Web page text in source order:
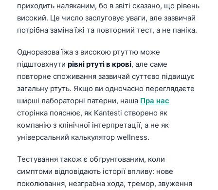
приходить наляканим, бо в звіті сказано, що рівень
високий. Це число заслуговує уваги, але зазвичай
потрібна заміна їжі та повторний тест, а не паніка.
Одноразова їжа з високою ртуттю може
підштовхнути рівні ртуті в крові, але саме
повторне споживання зазвичай суттєво підвищує
загальну ртуть. Якщо ви одночасно переглядаєте
ширші лабораторні патерни, наша Пра нас
сторінка пояснює, як Kantesti створено як
компанію з клінічної інтерпретації, а не як
універсальний калькулятор wellness.
Тестування також є обґрунтованим, коли
симптоми відповідають історії впливу: нове
поколювання, незграбна хода, тремор, звуження